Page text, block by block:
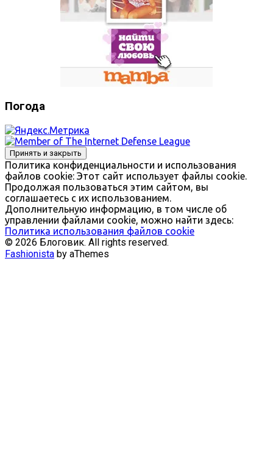
Погода
Политика конфиденциальности и использования
файлов сookie: Этот сайт использует файлы cookie.
Продолжая пользоваться этим сайтом, вы
соглашаетесь с их использованием.
Дополнительную информацию, в том числе об
управлении файлами cookie, можно найти здесь:
Политика использования файлов cookie
© 2026 Блоговик. All rights reserved.
Fashionista by aThemes